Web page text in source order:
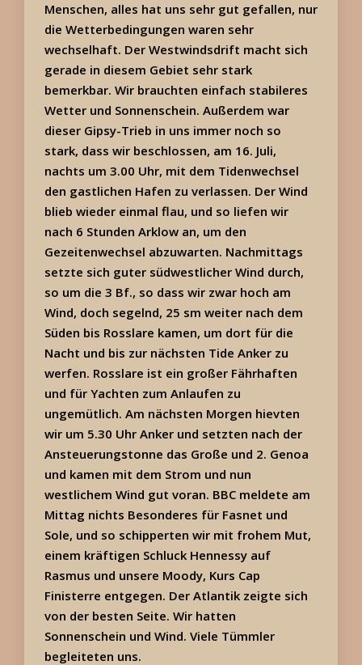
Menschen, alles hat uns sehr gut gefallen, nur
die Wetterbedingungen waren sehr
wechselhaft. Der Westwindsdrift macht sich
gerade in diesem Gebiet sehr stark
bemerkbar. Wir brauchten einfach stabileres
Wetter und Sonnenschein. Außerdem war
dieser Gipsy-Trieb in uns immer noch so
stark, dass wir beschlossen, am 16. Juli,
nachts um 3.00 Uhr, mit dem Tidenwechsel
den gastlichen Hafen zu verlassen. Der Wind
blieb wieder einmal flau, und so liefen wir
nach 6 Stunden Arklow an, um den
Gezeitenwechsel abzuwarten. Nachmittags
setzte sich guter südwestlicher Wind durch,
so um die 3 Bf., so dass wir zwar hoch am
Wind, doch segelnd, 25 sm weiter nach dem
Süden bis Rosslare kamen, um dort für die
Nacht und bis zur nächsten Tide Anker zu
werfen. Rosslare ist ein großer Fährhaften
und für Yachten zum Anlaufen zu
ungemütlich. Am nächsten Morgen hievten
wir um 5.30 Uhr Anker und setzten nach der
Ansteuerungstonne das Große und 2. Genoa
und kamen mit dem Strom und nun
westlichem Wind gut voran. BBC meldete am
Mittag nichts Besonderes für Fasnet und
Sole, und so schipperten wir mit frohem Mut,
einem kräftigen Schluck Hennessy auf
Rasmus und unsere Moody, Kurs Cap
Finisterre entgegen. Der Atlantik zeigte sich
von der besten Seite. Wir hatten
Sonnenschein und Wind. Viele Tümmler
begleiteten uns.